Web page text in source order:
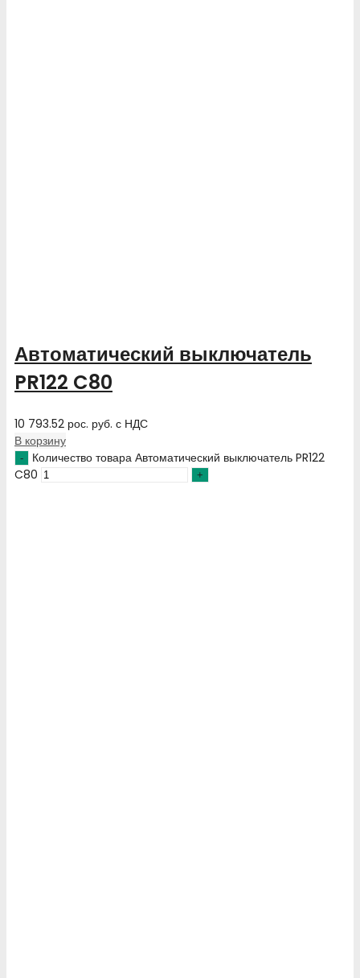
Автоматический выключатель
PR122 C80
10 793.52 рос. руб. с НДС
В корзину
Количество товара Автоматический выключатель PR122
C80